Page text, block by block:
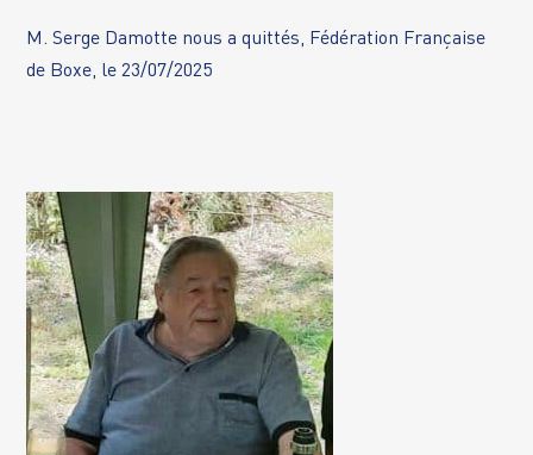
M. Serge Damotte nous a quittés, Fédération Française
de Boxe, le 23/07/2025